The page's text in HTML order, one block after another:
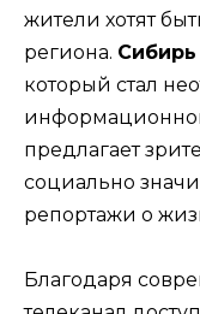
жители хотят
региона.
который стал
предлагает
социально
репортажи о
Благодаря